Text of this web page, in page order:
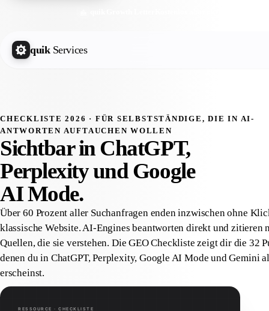
quik Services
CHECKLISTE 2026 · FÜR SELBSTSTÄNDIGE, DIE IN AI-
ANTWORTEN AUFTAUCHEN WOLLEN
Sichtbar inChatGPT,
Perplexityund Google
AI Mode.
Über 60 Prozent aller Suchanfragen enden inzwischen ohne
klassische Website. AI-Engines beantworten direkt und zitieren
Quellen, die sie verstehen. Die GEO Checkliste zeigt dir die 32
denen du in ChatGPT, Perplexity, Google AI Mode und Gemini
erscheinst.